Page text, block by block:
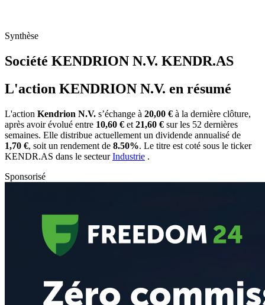
Synthèse
Société KENDRION N.V. KENDR.AS
L'action KENDRION N.V. en résumé
L'action Kendrion N.V. s’échange à 20,00 € à la dernière clôture,
après avoir évolué entre 10,60 € et 21,60 € sur les 52 dernières
semaines. Elle distribue actuellement un dividende annualisé de
1,70 €, soit un rendement de 8.50%. Le titre est coté sous le ticker
KENDR.AS dans le secteurIndustrie .
Sponsorisé